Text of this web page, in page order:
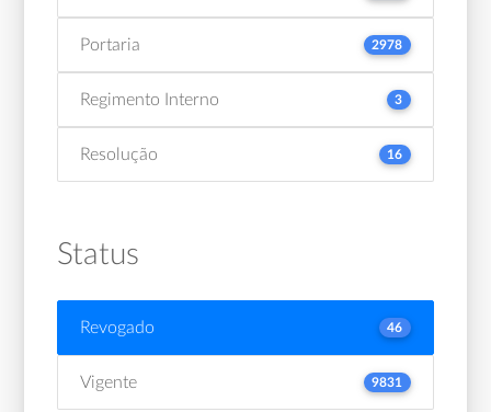
Portaria 2978
Regimento Interno 3
Resolução 16
Status
Revogado 46
Vigente 9831